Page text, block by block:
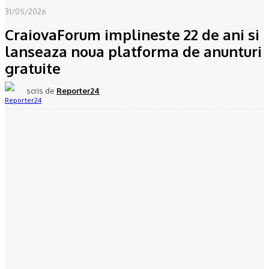
31/05/2026
CraiovaForum implineste 22 de ani si
lanseaza noua platforma de anunturi
gratuite
scris de Reporter24